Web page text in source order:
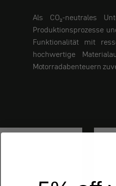
Als CO₂-neutrales
Produktionsprozesse
Funktionalität mit
hochwertige
Motorradabenteuern